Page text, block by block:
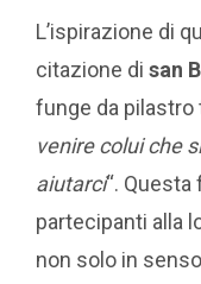
L’ispirazione di
citazione di san
funge da pilastro
venire colui che
aiutarci“.
partecipanti alla
non solo in